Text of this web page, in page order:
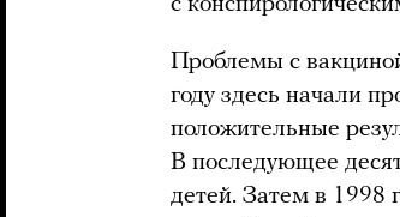
с
Проблемы с
году здесь начали
положительные
В последующее
детей. Затем в 1998